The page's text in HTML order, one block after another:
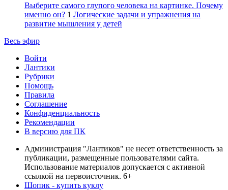
Выберите самого глупого человека на картинке. Почему
именно он? 1 Логические задачи и упражнения на
развитие мышления у детей
Весь эфир
Войти
Лантики
Рубрики
Помощь
Правила
Соглашение
Конфиденциальность
Рекомендации
В версию для ПК
Администрация "Лантиков" не несет ответственность за
публикации, размещенные пользователями сайта.
Использование материалов допускается с активной
ссылкой на первоисточник. 6+
Шопик - купить куклу